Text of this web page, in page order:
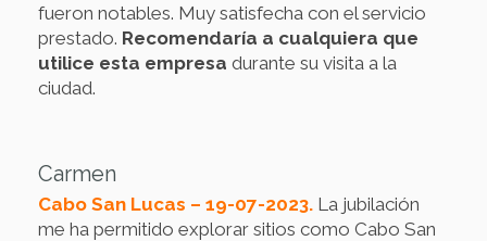
fueron notables. Muy satisfecha con el servicio
prestado. Recomendaría a cualquiera que
utilice esta empresa durante su visita a la
ciudad.
Carmen
Cabo San Lucas – 19-07-2023. La jubilación
me ha permitido explorar sitios como Cabo San